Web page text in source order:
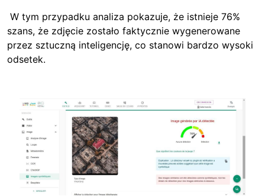
W tym przypadku analiza pokazuje, że istnieje 76%
szans, że zdjęcie zostało faktycznie wygenerowane
przez sztuczną inteligencję, co stanowi bardzo wysoki
odsetek.
Image